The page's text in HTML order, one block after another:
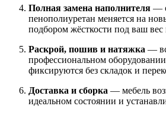
Полная замена наполнителя —
пенополиуретан меняется на
подбором жёсткости под ваш
Раскрой, пошив и натяжка —
профессиональном
фиксируются без складок и
Доставка и сборка — мебель
идеальном состоянии и